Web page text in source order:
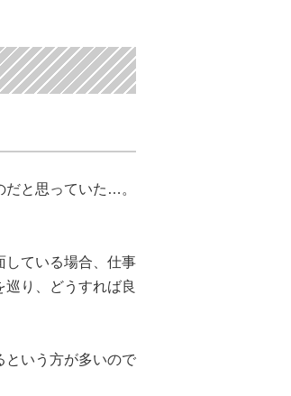
だと思っていた…。
している場合、仕事
り、どうすれば良
という方が多いので